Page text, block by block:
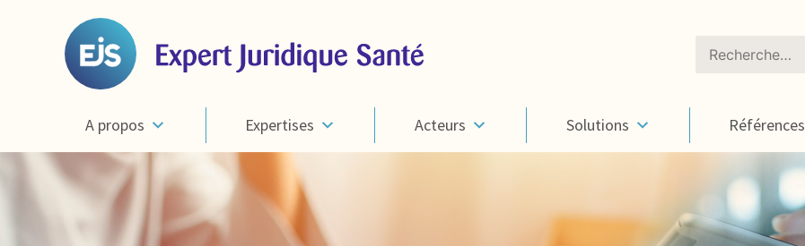
Rechercher :
A propos Expertises Acteurs Solutions Références